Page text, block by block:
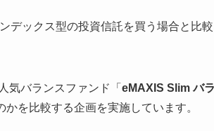
デックス型の投資信託を買う場合と比
気バランスファンド「 eMAXIS Slim バ
を比較する企画を実施しています。